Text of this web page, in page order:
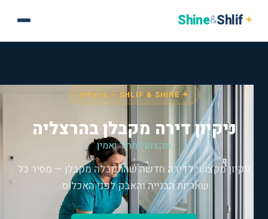
✦
Shlif
&
Shine
✦ SHLIF & SHINE — הרצליה
ניקיון דירה מקבלן בהרצליה
מקצועי, מהיר ואמין
ניקיון מקצועי לדירה חדשה שהתקבלה מקבלן — מסיר כל
שאריות הבנייה והאבק לפני האכלוס.